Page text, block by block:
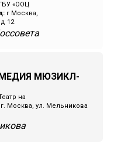
ГБУ «ООЦ
г Москва,
12
МЮЗИКЛ-
на
г. Москва, ул. Мельникова